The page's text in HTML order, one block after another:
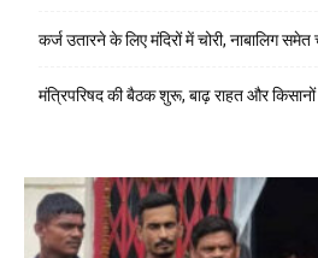
कर्ज उतारने के लिए मंदिरों में चोरी, नाबालिग
मंत्रिपरिषद की बैठक शुरू, बाढ़ राहत और किसानों के